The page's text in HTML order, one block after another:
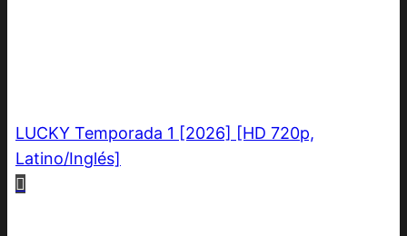
LUCKY Temporada 1 [2026] [HD 720p,
Latino/Inglés]